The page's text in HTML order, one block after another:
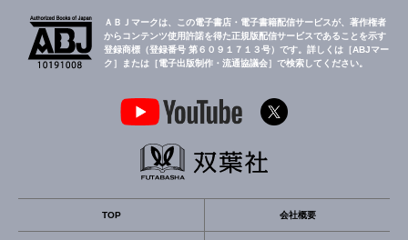
ＡＢＪマークは、この電子書店・電子書籍配信サービスが、著作権者
からコンテンツ使用許諾を得た正規版配信サービスであることを示す
登録商標（登録番号 第６０９１７１３号）です。詳しくは［ABJマー
ク］または［電子出版制作・流通協議会］で検索してください。
TOP 会社概要